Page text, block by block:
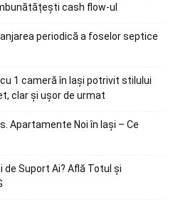
cash flow-ul
periodică a foselor septice
1 cameră în Iași potrivit stilului
clar și ușor de urmat
Apartamente Noi în Iași – Ce
de Suport Ai? Află Totul și